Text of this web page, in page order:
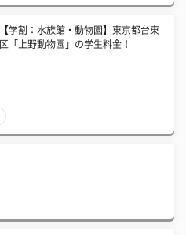
【学割：水族館・動物園】東京都台東
区「上野動物園」の学生料金！